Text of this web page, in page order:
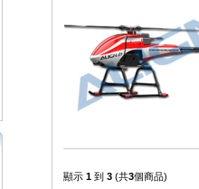
顯示 1 到 3 (共3個商品)